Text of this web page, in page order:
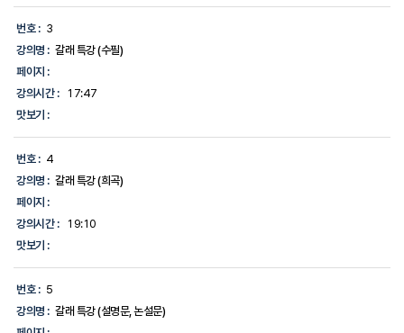
다.
번호 : 3
강의명 : 갈래 특강 (수필)
페이지 :
강의시간 :
17:47
맛보기 :
번호 : 4
강의명 : 갈래 특강 (희곡)
페이지 :
강의시간 :
19:10
맛보기 :
번호 : 5
강의명 : 갈래 특강 (설명문, 논설문)